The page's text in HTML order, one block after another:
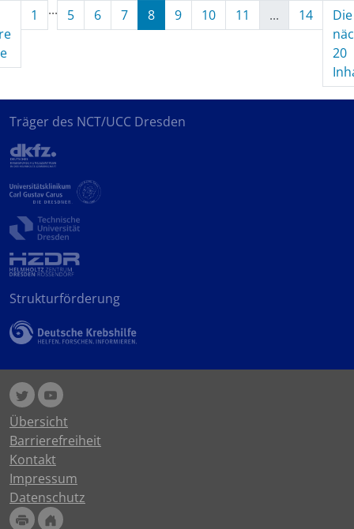
1 ... 5 6 7
8
9 10 11 ... 14
Die
20
Träger des NCT/UCC Dresden
Strukturförderung
Übersicht
Barrierefreiheit
Kontakt
Impressum
Datenschutz